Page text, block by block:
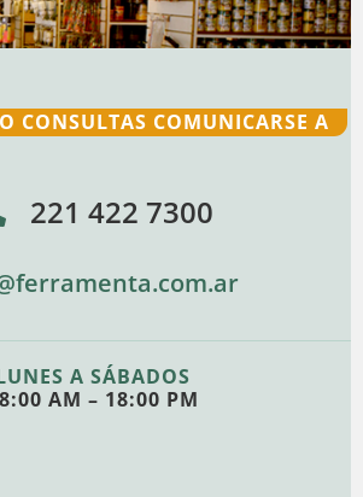
CONSULTAS COMUNICARSE A
221 422 7300
A SÁBADOS
AM – 18:00 PM